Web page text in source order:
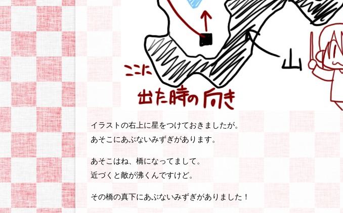
イラストの右上に星をつけておきましたが。
あそこにあぶないみずぎがあります。
あそこはね、橋になってまして。
近づくと敵が沸くんですけど。
その橋の真下にあぶないみずぎがありました！